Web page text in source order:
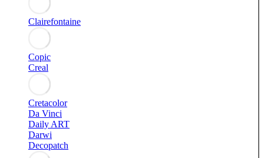
Clairefontaine
Copic
Creal
Cretacolor
Da Vinci
Daily ART
Darwi
Decopatch